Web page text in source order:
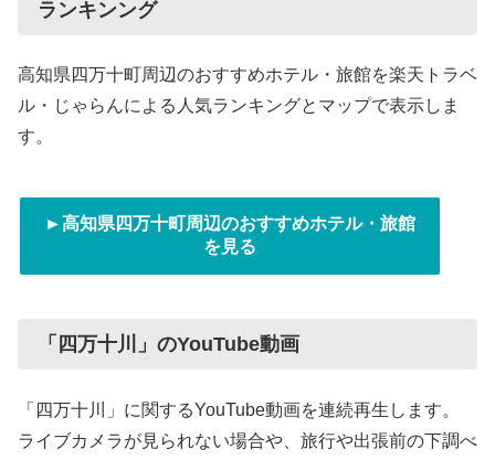
ランキンング
高知県四万十町周辺のおすすめホテル・旅館を楽天トラベ
ル・じゃらんによる人気ランキングとマップで表示しま
す。
►高知県四万十町周辺のおすすめホテル・旅館
を見る
「四万十川」のYouTube動画
「四万十川」に関するYouTube動画を連続再生します。
ライブカメラが見られない場合や、旅行や出張前の下調べ